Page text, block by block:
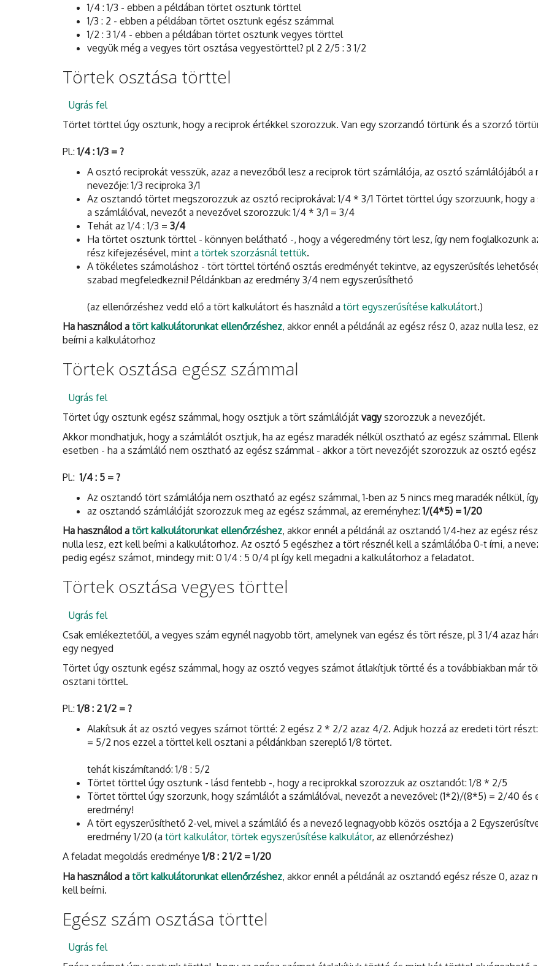
1/4 : 1/3 - ebben a példában törtet osztunk törttel
1/3 : 2 - ebben a példában törtet osztunk egész számmal
1/2 : 3 1/4 - ebben a példában törtet osztunk vegyes törttel
vegyük még a vegyes tört osztása vegyestörttel? pl 2 2/5 : 3 1/2
Törtek osztása törttel
Ugrás fel
Törtet törttel úgy osztunk, hogy a reciprok értékkel szorozzuk. Van egy szorzandó törtünk és a szorzó
Pl.:1/4 : 1/3 = ?
A osztó reciprokát vesszük, azaz a nevezőből lesz a reciprok tört számlálója, az osztó számlálójából a
nevezője: 1/3 reciproka 3/1
Az osztandó törtet megszorozzuk az osztó reciprokával: 1/4 * 3/1 Törtet törttel úgy szorzuunk, hogy
a számlálóval, nevezőt a nevezővel szorozzuk: 1/4 * 3/1 = 3/4
Tehát az 1/4 : 1/3 = 3/4
Ha törtet osztunk törttel - könnyen belátható -, hogy a végeredmény tört lesz, így nem foglalkozunk
rész kifejezésével, mint a törtek szorzásnál tettük.
A tökéletes számoláshoz - tört törttel történő osztás eredményét tekintve, az egyszerűsítés
szabad megfeledkezni! Példánkban az eredmény 3/4 nem egyszerűsíthető
(az ellenőrzéshez vedd elő a tört kalkulátort és használd a tört egyszerűsítése kalkulátort.)
Ha használod a tört kalkulátorunkat ellenőrzéshez, akkor ennél a példánál az egész rész 0, azaz nulla lesz,
beírni a kalkulátorhoz
Törtek osztása egész számmal
Ugrás fel
Törtet úgy osztunk egész számmal, hogy osztjuk a tört számlálóját vagyszorozzuk a nevezőjét.
Akkor mondhatjuk, hogy a számlálót osztjuk, ha az egész maradék nélkül osztható az egész számmal.
esetben - ha a számláló nem osztható az egész számmal - akkor a tört nevezőjét szorozzuk az osztó egész
Pl.:1/4 : 5 = ?
Az osztandó tört számlálója nem osztható az egész számmal, 1-ben az 5 nincs meg maradék nélkül,
az osztandó számlálóját szorozzuk meg az egész számmal, az ereményhez: 1/(4*5) = 1/20
Ha használod a tört kalkulátorunkat ellenőrzéshez, akkor ennél a példánál az osztandó 1/4-hez az egész
nulla lesz, ezt kell beírni a kalkulátorhoz. Az osztó 5 egészhez a tört résznél kell a számlálóba 0-t írni, a
pedig egész számot, mindegy mit: 0 1/4 : 5 0/4 pl így kell megadni a kalkulátorhoz a feladatot.
Törtek osztása vegyes törttel
Ugrás fel
Csak emlékeztetőül, a vegyes szám egynél nagyobb tört, amelynek van egész és tört része, pl 3 1/4 azaz
egy negyed
Törtet úgy osztunk egész számmal, hogy az osztó vegyes számot átlakítjuk törtté és a továbbiakban már
osztani törttel.
Pl.:1/8 : 2 1/2 = ?
Alakítsuk át az osztó vegyes számot törtté: 2 egész 2 * 2/2 azaz 4/2. Adjuk hozzá az eredeti tört
= 5/2 nos ezzel a törttel kell osztani a példánkban szereplő 1/8 törtet.
tehát kiszámítandó: 1/8 : 5/2
Törtet törttel úgy osztunk - lásd fentebb -, hogy a reciprokkal szorozzuk az osztandót: 1/8 * 2/5
Törtet törttel úgy szorzunk, hogy számlálót a számlálóval, nevezőt a nevezővel: (1*2)/(8*5) = 2/40 és
eredmény!
A tört egyszerűsíthető 2-vel, mivel a számláló és a nevező legnagyobb közös osztója a 2
eredmény 1/20 (a tört kalkulátor, törtek egyszerűsítése kalkulátor, az ellenőrzéshez)
A feladat megoldás eredménye1/8 : 2 1/2 = 1/20
Ha használod a tört kalkulátorunkat ellenőrzéshez, akkor ennél a példánál az osztandó egész része 0, azaz
kell beírni.
Egész szám osztása törttel
Ugrás fel